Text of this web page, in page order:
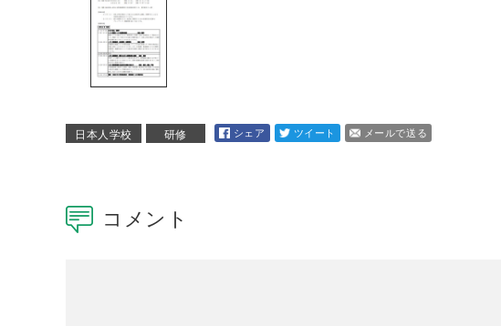
日本人学校 研修 シェア ツイート メールで送る
コメント